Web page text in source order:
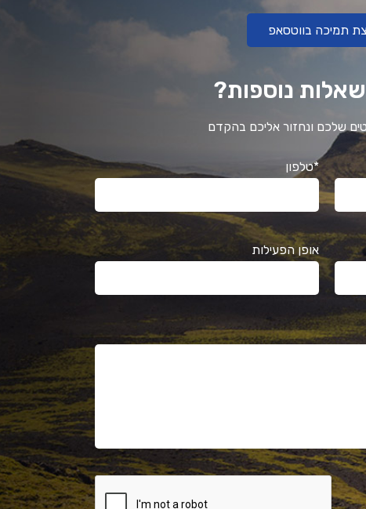
תמיכה בווטסאפ
נוספות?
שלכם ונחזור אליכם בהקדם
*טלפון
אופן הפעילות